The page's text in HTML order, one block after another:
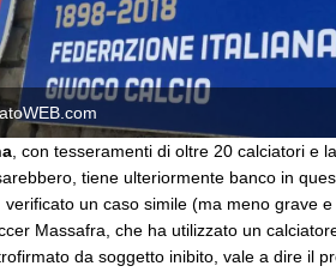
, con tesseramenti di oltre 20 calciatori e
tiene ulteriormente banco in
un caso simile (ma meno grave e
Massafra, che ha utilizzato un
da soggetto inibito, vale a dire il